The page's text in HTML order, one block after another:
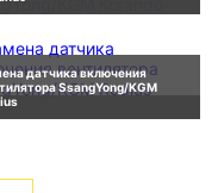
датчика включения
SsangYong/KGM